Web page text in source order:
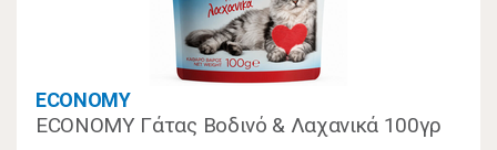
ECONOMY
ECONOMY Γάτας Βοδινό & Λαχανικά 100γρ